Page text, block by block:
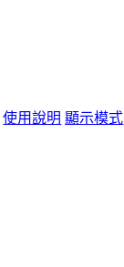
使用說明 顯示模式